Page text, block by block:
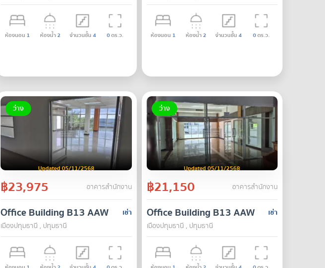
ห้องนอน 1 ห้องน้ำ2 จำนวนชั้น 4 0ตร.ว. ห้องนอน 1 ห้องน้ำ2 จำนวนชั้น 4 0ตร.ว.
ว่าง
Updated 05/11/2568
฿23,975 อาคารสำนักงาน
เช่า
Office Building B13 AAW
เมืองปทุมธานี , ปทุมธานี
ว่าง
Updated 05/11/2568
฿21,150 อาคารสำนักงาน
เช่า
Office Building B13 AAW
เมืองปทุมธานี , ปทุมธานี